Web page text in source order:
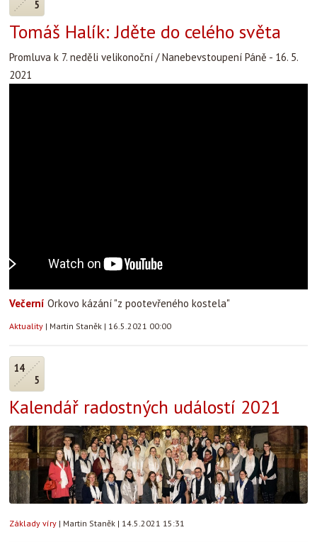
5
Tomáš Halík: Jděte do celého světa
Promluva k 7. neděli velikonoční / Nanebevstoupení Páně - 16. 5.
2021
Večerní Orkovo kázání "z pootevřeného kostela"
Aktuality | Martin Staněk | 16.5.2021 00:00
14
5
Kalendář radostných událostí 2021
Základy víry | Martin Staněk | 14.5.2021 15:31